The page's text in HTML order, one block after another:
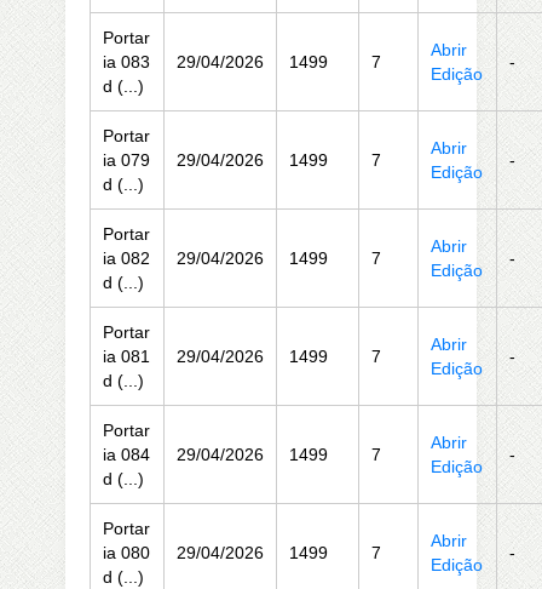
Portar
ia 083
d (...)
29/04/2026 1499 7
Abrir
Edição
-
Portar
ia 079
d (...)
29/04/2026 1499 7
Abrir
Edição
-
Portar
ia 082
d (...)
29/04/2026 1499 7
Abrir
Edição
-
Portar
ia 081
d (...)
29/04/2026 1499 7
Abrir
Edição
-
Portar
ia 084
d (...)
29/04/2026 1499 7
Abrir
Edição
-
Portar
ia 080
d (...)
29/04/2026 1499 7
Abrir
Edição
-